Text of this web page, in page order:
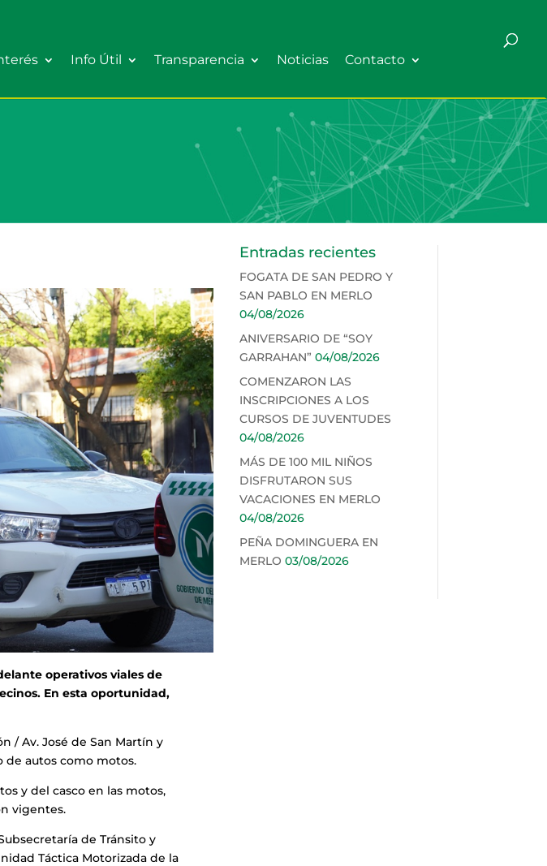
Info Útil Transparencia Noticias Contacto
operativos viales de
En esta oportunidad,
/ Av. José de San Martín y
de autos como motos.
y del casco en las motos,
vigentes.
de Tránsito y
Táctica Motorizada de la
Entradas recientes
FOGATA DE SAN PEDRO Y
SAN PABLO EN MERLO
04/08/2026
ANIVERSARIO DE “SOY
GARRAHAN” 04/08/2026
COMENZARON LAS
INSCRIPCIONES A LOS
CURSOS DE JUVENTUDES
04/08/2026
MÁS DE 100 MIL NIÑOS
DISFRUTARON SUS
VACACIONES EN MERLO
04/08/2026
PEÑA DOMINGUERA EN
MERLO 03/08/2026